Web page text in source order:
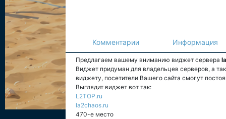
Комментарии Информация
Предлагаем вашему вниманию виджет сервера
Виджет придуман для владельцев серверов, а
виджету, посетители Вашего сайта смогут
Выглядит виджет вот так:
L2TOP.ru
la2chaos.ru
470-е место